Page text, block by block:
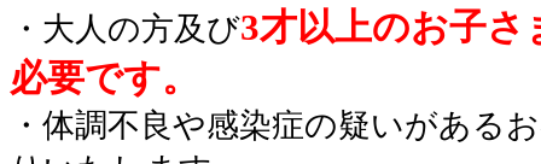
・大人の方及び3才以上のお子さ
必要です。
・体調不良や感染症の疑いがある